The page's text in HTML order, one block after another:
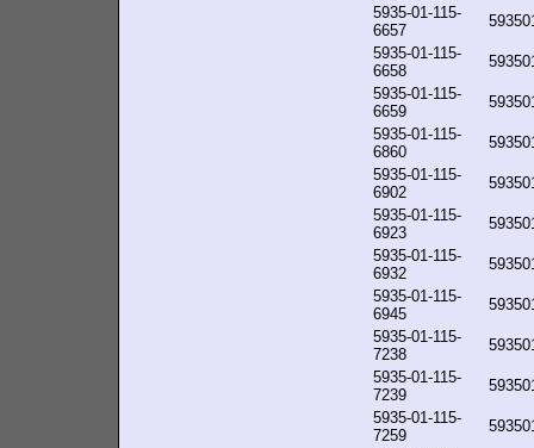
5935-01-115-
6657
5935-01-115-
6658
5935-01-115-
6659
5935-01-115-
6860
5935-01-115-
6902
5935-01-115-
6923
5935-01-115-
6932
5935-01-115-
6945
5935-01-115-
7238
5935-01-115-
7239
5935-01-115-
7259